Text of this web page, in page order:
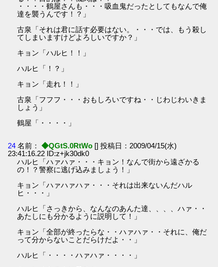
・・・・鶴屋さんも・・・吸血鬼だったとしてもなんで俺
達を襲うんです！？」
古泉「それは君に話す必要はない。・・・では、もう殺し
てしまいますけどよろしいですか？」
キョン「ハルヒ！！」
ハルヒ「！？」
キョン「走れ！！」
古泉「フフフ・・・おもしろいですね・・じわじわいきま
しょう」
鶴屋「・・・・」
24 名前： ◆QGtS.0RtWo [] 投稿日：2009/04/15(水)
23:41:16.22 ID:z+jk30dk0
ハルヒ「ハァハァ・・・キョン！なんで街から遠ざかる
の！？警察に逃げ込みましょう！」
キョン「ハァハァハァ・・・それは出来ないんだハル
ヒ・・・」
ハルヒ「さっきから、なんなのあんた達、、、、ハァ・・
あたしにも分かるように説明して！」
キョン「全部が終ったらな・・ハァハァ・・それに、俺だ
って分からないことだらけだよ・・」
ハルヒ「・・・・ハァハァ・・・・」